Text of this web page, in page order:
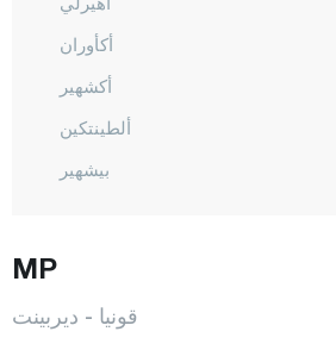
أكأوران
أكشهير
ألطينتكين
بيشهير
MP
قونيا - ديربينت